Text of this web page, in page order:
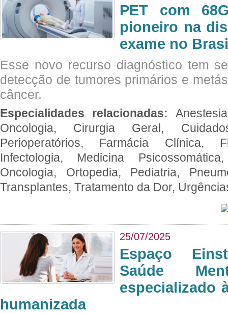
PET com
pioneiro na
exame no
Esse novo recurso diagnóstico tem
detecção de tumores primários e
câncer.
Especialidades relacionadas:
Oncologia, Cirurgia Geral,
Perioperatórios, Farmácia Clínica,
Infectologia, Medicina
Oncologia, Ortopedia, Pediatria,
Transplantes, Tratamento da Dor,
25/07/2025
Espaço
Saúde
especializado
humanizada